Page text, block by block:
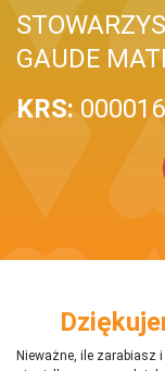
GAUDE
KRS:
Nieważne, ile zarabiasz